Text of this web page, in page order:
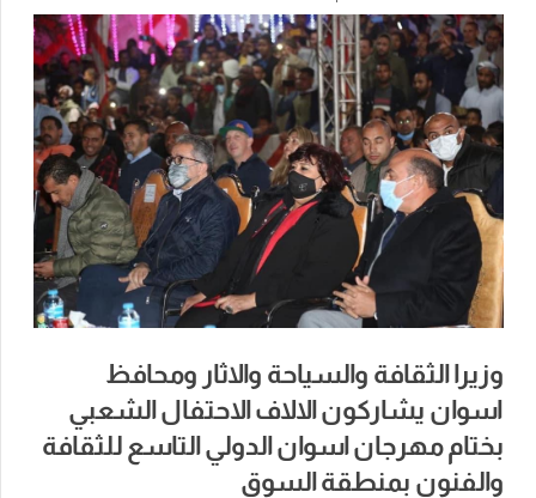
وزيرا الثقافة والسياحة والاثار ومحافظ
اسوان يشاركون الالاف الاحتفال الشعبي
بختام مهرجان اسوان الدولي التاسع للثقافة
والفنون بمنطقة السوق